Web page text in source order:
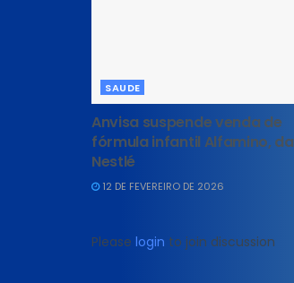
SAUDE
Anvisa suspende venda de
fórmula infantil Alfamino, da
Nestlé
12 DE FEVEREIRO DE 2026
Please login to join discussion